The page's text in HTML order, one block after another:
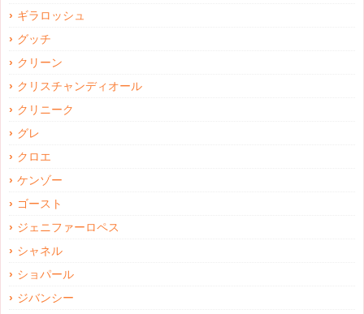
ギラロッシュ
グッチ
クリーン
クリスチャンディオール
クリニーク
グレ
クロエ
ケンゾー
ゴースト
ジェニファーロペス
シャネル
ショパール
ジバンシー